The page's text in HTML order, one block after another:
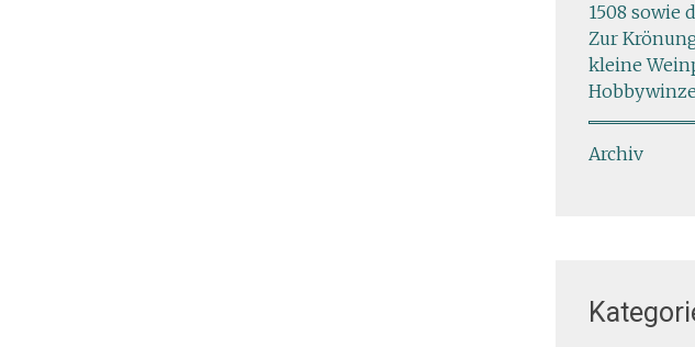
1508 sowie
Zur
kleine
Archiv